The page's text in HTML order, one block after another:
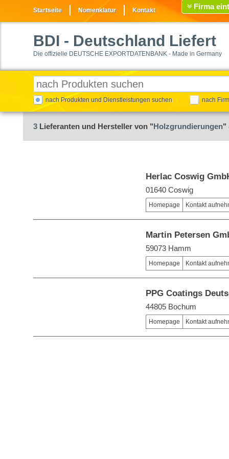
Startseite Nomenklatur Kontakt Firma
BDI - Deutschland Liefert
Die offizielle DEUTSCHE EXPORTDATENBANK - Made in Germany
nach Produkten und Dienstleistungen suchen nach
3 Lieferanten und Hersteller von "Holzgrundierungen"
Herlac Coswig
01640 Coswig
Homepage Kontakt
Martin Petersen
59073 Hamm
Homepage Kontakt
PPG Coatings
44805 Bochum
Homepage Kontakt